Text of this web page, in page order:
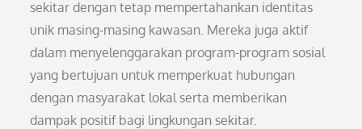
sekitar dengan tetap mempertahankan identitas
unik masing-masing kawasan. Mereka juga aktif
dalam menyelenggarakan program-program sosial
yang bertujuan untuk memperkuat hubungan
dengan masyarakat lokal serta memberikan
dampak positif bagi lingkungan sekitar.